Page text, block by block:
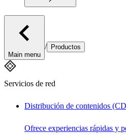
Main menu
/ Productos
Servicios de red
Distribución de contenidos
Ofrece experiencias rápidas y